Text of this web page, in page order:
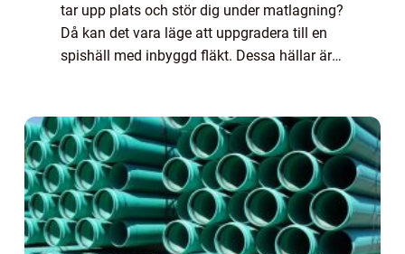
tar upp plats och stör dig under matlagning?
Då kan det vara läge att uppgradera till en
spishäll med inbyggd fläkt. Dessa hällar är